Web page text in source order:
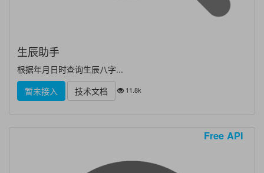
生辰助手
根据年月日时查询生辰八字...
暂未接入
技术文档 11.8k
Free API